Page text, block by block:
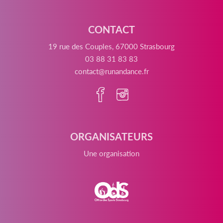
CONTACT
19 rue des Couples, 67000 Strasbourg
03 88 31 83 83
contact@runandance.fr
ORGANISATEURS
Une organisation